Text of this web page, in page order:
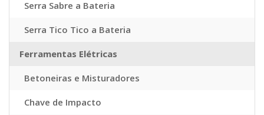
Serra Sabre a Bateria
Serra Tico Tico a Bateria
Ferramentas Elétricas
Betoneiras e Misturadores
Chave de Impacto